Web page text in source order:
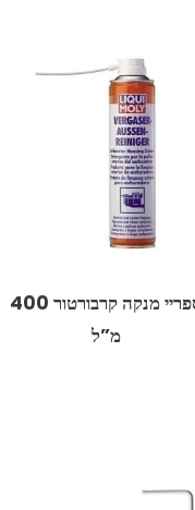
ספריי מנקה קרבורטור 400
מ”ל